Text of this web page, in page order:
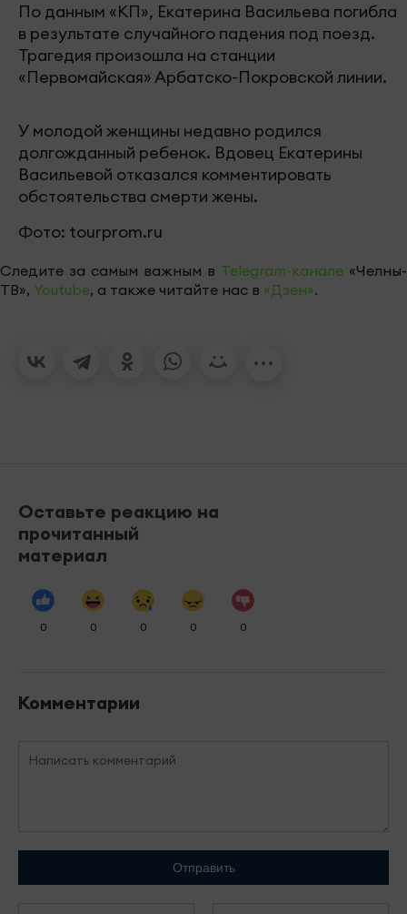
По данным «КП», Екатерина Васильева погибла
в результате случайного падения под поезд.
Трагедия произошла на станции
«Первомайская» Арбатско-Покровской линии.
У молодой женщины недавно родился
долгожданный ребенок. Вдовец Екатерины
Васильевой отказался комментировать
обстоятельства смерти жены.
Фото: tourprom.ru
Следите за самым важным в Telegram-канале «Челны-
ТВ», Youtube, а также читайте нас в «Дзен».
Оставьте реакцию на
прочитанный
материал
0 0 0 0 0
Комментарии
Отправить